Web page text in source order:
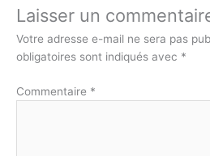
Laisser un
Votre adresse e-mail ne sera pas
obligatoires sont indiqués avec *
Commentaire *